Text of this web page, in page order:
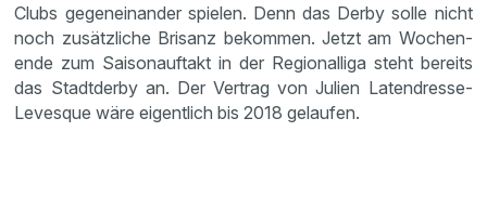
Clubs gegen­ein­ander spielen. Denn das Derby solle nicht
noch zusätz­liche Brisanz bekommen. Jetzt am Wochen­
ende zum Saison­auf­takt in der Regio­nal­liga steht bereits
das Stadt­derby an. Der Vertrag von Julien Laten­dresse-
Levesque wäre eigent­lich bis 2018 gelaufen.